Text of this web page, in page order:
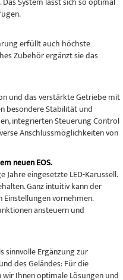
erfüllt auch höchste
Zubehör ergänzt sie das
und das verstärkte Getriebe mit
besondere Stabilität und
integrierten Steuerung Control
Anschlussmöglichkeiten von
neuen EOS.
Jahre eingesetzte LED-Karussell.
Ganz intuitiv kann der
vornehmen.
ansteuern und
sinnvolle Ergänzung zur
des Geländes: Für die
Ihnen optimale Lösungen und